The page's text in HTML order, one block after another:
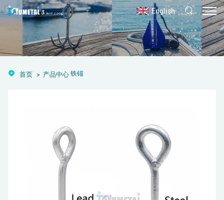
English
首页 产品中心铁锚